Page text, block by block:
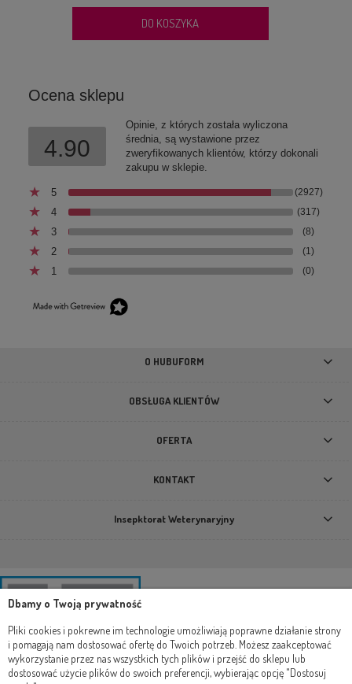
DO KOSZYKA
Ocena sklepu
4.90
Opinie, z których została wyliczona
średnia, są wystawione przez
zweryfikowanych klientów, którzy dokonali
zakupu w sklepie.
5 (2927)
4 (317)
3 (8)
2 (1)
1 (0)
O HUBUFORM
OBSŁUGA KLIENTÓW
OFERTA
KONTAKT
Insepktorat Weterynaryjny
Dbamy o Twoją prywatność
Pliki cookies i pokrewne im technologie umożliwiają poprawne działanie strony
i pomagają nam dostosować ofertę do Twoich potrzeb. Możesz zaakceptować
wykorzystanie przez nas wszystkich tych plików i przejść do sklepu lub
dostosować użycie plików do swoich preferencji, wybierając opcję "Dostosuj